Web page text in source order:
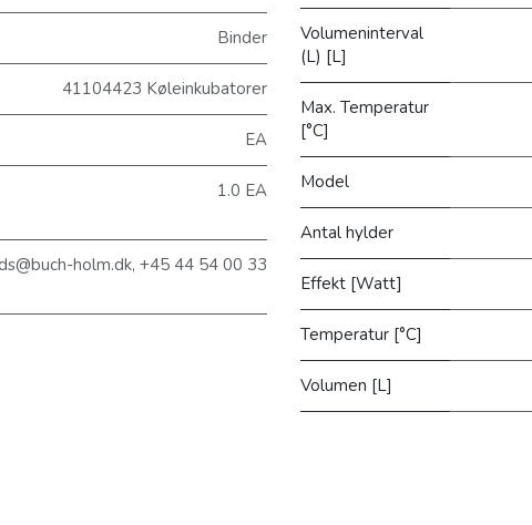
Binder
41104423 Køleinkubatorer
EA
1.0 EA
holm.dk, +45 44 54 00 33
Volumeninterval
(L) [L]
Max. Temperatur
[°C]
Model
Antal hylder
Effekt [Watt]
Temperatur [°C]
Volumen [L]